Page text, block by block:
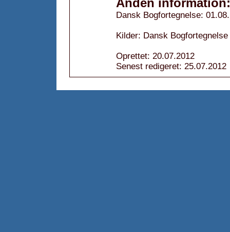
Anden information:
Dansk Bogfortegnelse:
Kilder: Dansk Bogfortegnelse
Oprettet: 20.07.2012
Senest redigeret: 25.07.2012